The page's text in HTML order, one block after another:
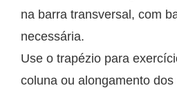
na barra transversal, com
necessária.
Use o trapézio para
coluna ou alongamento